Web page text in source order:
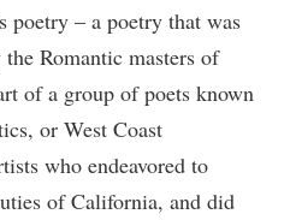
– a poetry that was
Romantic masters of
of a group of poets known
or West Coast
who endeavored to
of California, and did